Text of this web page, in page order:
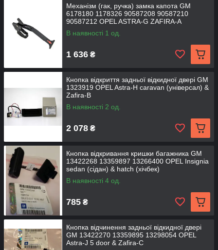
Механізм (гак, ручка) замка капота GM
6178180 1178326 90587208 90587210
90587212 OPEL ASTRA-G ZAFIRA-A
В наявності 1 од.
1 636 ₴
Кнопка відкриття задньої відкидної двері GM
1323919 OPEL Astra-H caravan (універсал) &
Zafira-B
В наявності 2 од.
2 078 ₴
Кнопка відкривання кришки багажника GM
13422268 13359897 13266400 OPEL Insignia
sedan (сідан) & hatch (хічбек)
В наявності 4 од.
785 ₴
Кнопка відчинення задньої відкидної двері
GM 13422270 13359895 13298054 OPEL
Astra-J 5 door & Zafira-C